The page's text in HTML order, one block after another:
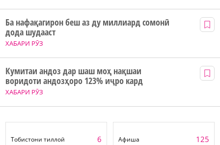
ХАБАРИ РӮЗ
Ба нафақагирон беш аз ду миллиард сомонӣ
дода шудааст
ХАБАРИ РӮЗ
Кумитаи андоз дар шаш моҳ нақшаи
воридоти андозҳоро 123% иҷро кард
Тобистони тиллоӣ 6 Афиша 125